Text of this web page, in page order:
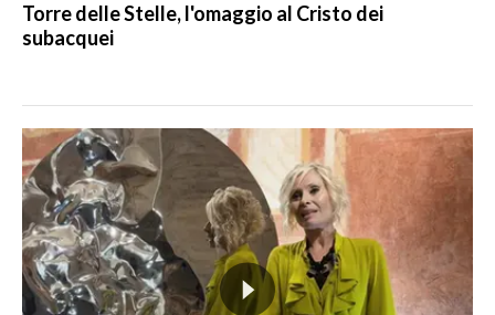
Torre delle Stelle, l'omaggio al Cristo dei
subacquei